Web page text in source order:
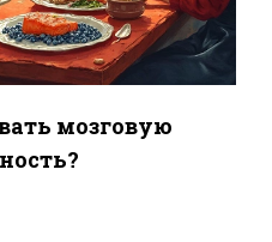
мозговую